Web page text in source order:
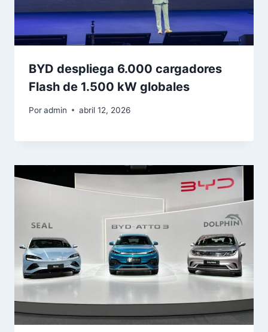
BYD despliega 6.000 cargadores
Flash de 1.500 kW globales
Poradmin abril 12, 2026